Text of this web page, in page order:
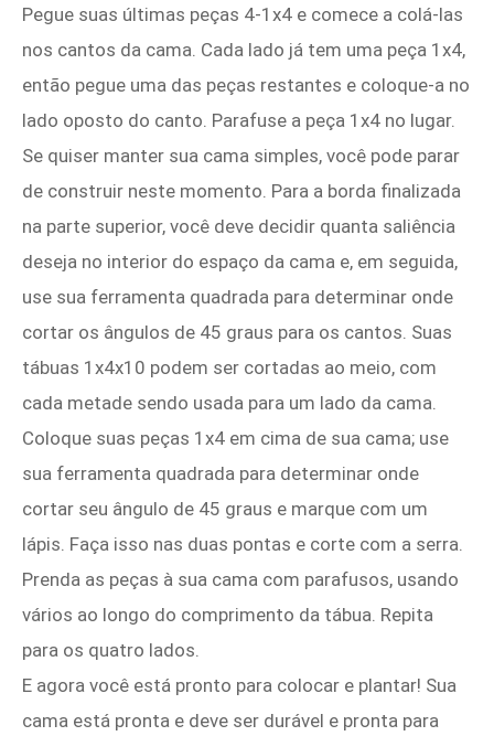
Pegue suas últimas peças 4-1x4 e comece a colá-las
nos cantos da cama. Cada lado já tem uma peça 1x4,
então pegue uma das peças restantes e coloque-a no
lado oposto do canto. Parafuse a peça 1x4 no lugar.
Se quiser manter sua cama simples, você pode parar
de construir neste momento. Para a borda finalizada
na parte superior, você deve decidir quanta saliência
deseja no interior do espaço da cama e, em seguida,
use sua ferramenta quadrada para determinar onde
cortar os ângulos de 45 graus para os cantos. Suas
tábuas 1x4x10 podem ser cortadas ao meio, com
cada metade sendo usada para um lado da cama.
Coloque suas peças 1x4 em cima de sua cama; use
sua ferramenta quadrada para determinar onde
cortar seu ângulo de 45 graus e marque com um
lápis. Faça isso nas duas pontas e corte com a serra.
Prenda as peças à sua cama com parafusos, usando
vários ao longo do comprimento da tábua. Repita
para os quatro lados.
E agora você está pronto para colocar e plantar! Sua
cama está pronta e deve ser durável e pronta para